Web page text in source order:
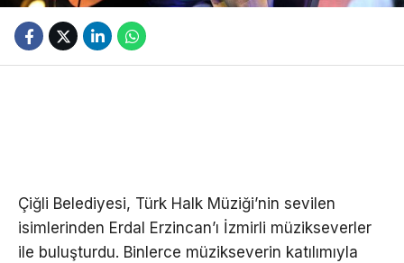
Çiğli Belediyesi, Türk Halk Müziği’nin sevilen
isimlerinden Erdal Erzincan’ı İzmirli müzikseverler
ile buluşturdu. Binlerce müzikseverin katılımıyla